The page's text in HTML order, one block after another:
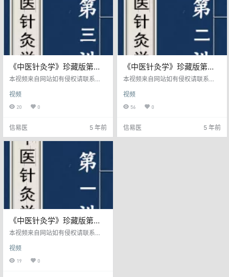
《中医针灸学》珍藏版第三
讲
本视频来自网站如有侵权请联系
视频
20 0
信易医 5 年前
《中医针灸学》珍藏版第二
讲
本视频来自网站如有侵权请联系
视频
56 0
信易医 5 年前
《中医针灸学》珍藏版第一
讲
本视频来自网站如有侵权请联系
视频
19 0